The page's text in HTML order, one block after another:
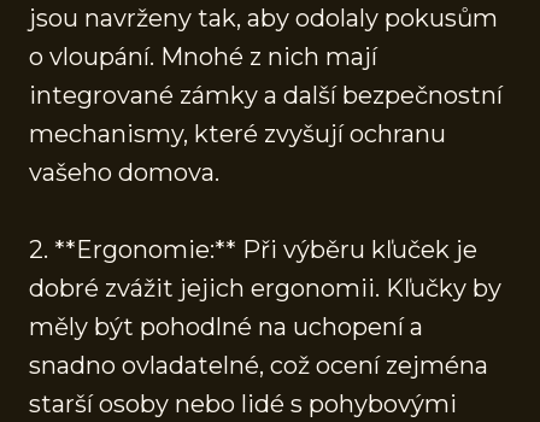
jsou navrženy tak, aby odolaly pokusům
o vloupání. Mnohé z nich mají
integrované zámky a další bezpečnostní
mechanismy, které zvyšují ochranu
vašeho domova.
2. **Ergonomie:** Při výběru kľuček je
dobré zvážit jejich ergonomii. Kľučky by
měly být pohodlné na uchopení a
snadno ovladatelné, což ocení zejména
starší osoby nebo lidé s pohybovými